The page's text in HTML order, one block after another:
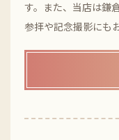
す。また、当店は鎌
参拝や記念撮影にも